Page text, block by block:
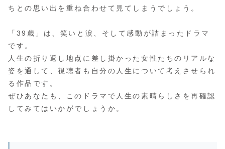
ちとの思い出を重ね合わせて見てしまうでしょう。
「39歳」は、笑いと涙、そして感動が詰まったドラマ
です。
人生の折り返し地点に差し掛かった女性たちのリアルな
姿を通して、視聴者も自分の人生について考えさせられ
る作品です。
ぜひあなたも、このドラマで人生の素晴らしさを再確認
してみてはいかがでしょうか。